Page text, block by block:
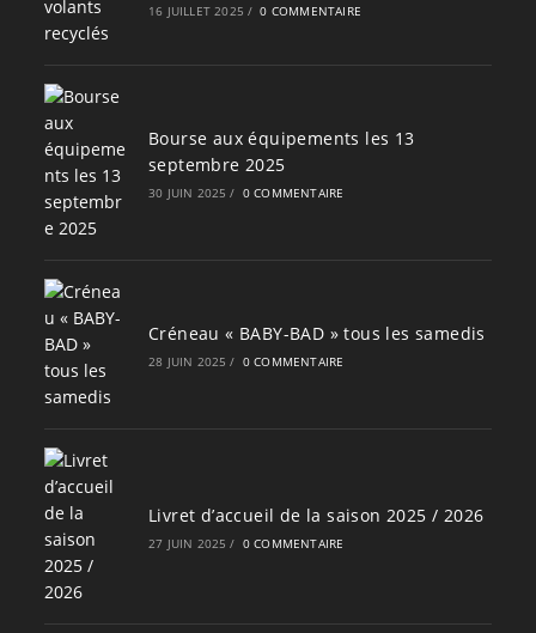
16 JUILLET 2025 / 0 COMMENTAIRE
Bourse aux équipements les 13
septembre 2025
30 JUIN 2025 / 0 COMMENTAIRE
Créneau « BABY-BAD » tous les samedis
28 JUIN 2025 / 0 COMMENTAIRE
Livret d’accueil de la saison 2025 / 2026
27 JUIN 2025 / 0 COMMENTAIRE